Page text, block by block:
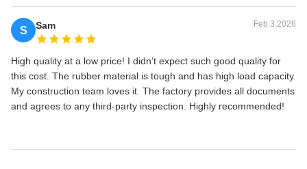
S Sam Feb 3.2026
High quality at a low price! I didn’t expect such good quality for
this cost. The rubber material is tough and has high load capacity.
My construction team loves it. The factory provides all documents
and agrees to any third-party inspection. Highly recommended!